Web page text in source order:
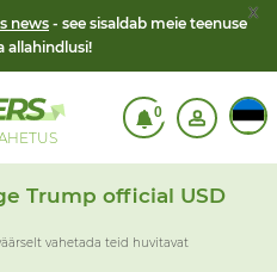
news - see sisaldab meie teenuse
allahindlusi!
x
0
Trump official USD
vahetada teid huvitavat